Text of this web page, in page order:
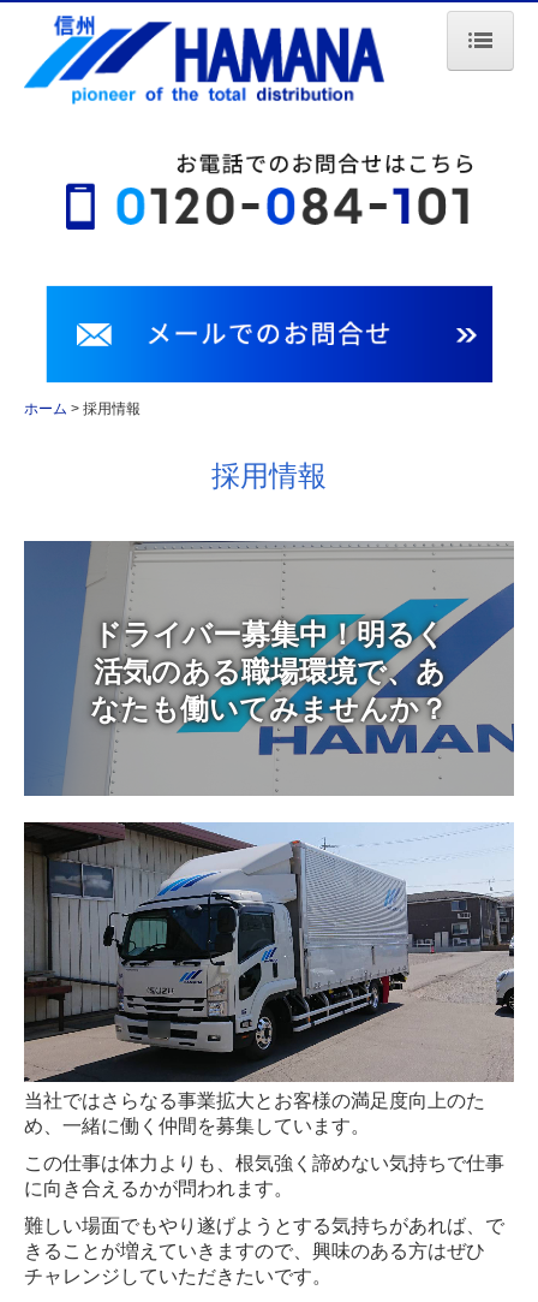
ホーム
業務案内
ホーム 採用情報
採用情報
ドライバー募集中！明るく
活気のある職場環境で、あ
なたも働いてみませんか？
当社ではさらなる事業拡大とお客様の満足度向上のた
め、一緒に働く仲間を募集しています。
この仕事は体力よりも、根気強く諦めない気持ちで仕事
に向き合えるかが問われます。
難しい場面でもやり遂げようとする気持ちがあれば、で
きることが増えていきますので、興味のある方はぜひ
チャレンジしていただきたいです。